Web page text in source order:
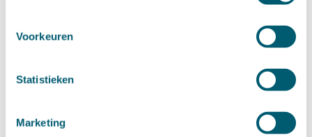
Voorkeuren
Statistieken
Marketing
►
2026 (88)
juni (15)